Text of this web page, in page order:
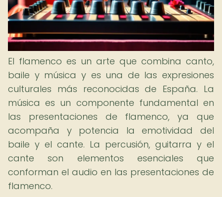
El flamenco es un arte que combina canto,
baile y música y es una de las expresiones
culturales más reconocidas de España. La
música es un componente fundamental en
las presentaciones de flamenco, ya que
acompaña y potencia la emotividad del
baile y el cante. La percusión, guitarra y el
cante son elementos esenciales que
conforman el audio en las presentaciones de
flamenco.